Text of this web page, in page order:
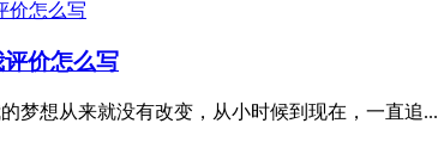
价怎么写
梦想从来就没有改变，从小时候到现在，一直追...